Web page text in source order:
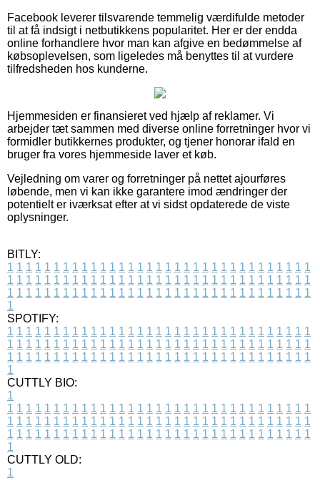
Facebook leverer tilsvarende temmelig værdifulde metoder
til at få indsigt i netbutikkens popularitet. Her er der endda
online forhandlere hvor man kan afgive en bedømmelse af
købsoplevelsen, som ligeledes må benyttes til at vurdere
tilfredsheden hos kunderne.
Hjemmesiden er finansieret ved hjælp af reklamer. Vi
arbejder tæt sammen med diverse online forretninger hvor vi
formidler butikkernes produkter, og tjener honorar ifald en
bruger fra vores hjemmeside laver et køb.
Vejledning om varer og forretninger på nettet ajourføres
løbende, men vi kan ikke garantere imod ændringer der
potentielt er iværksat efter at vi sidst opdaterede de viste
oplysninger.
BITLY:
1 1 1 1 1 1 1 1 1 1 1 1 1 1 1 1 1 1 1 1 1 1 1 1 1 1 1 1 1 1 1 1 1
1 1 1 1 1 1 1 1 1 1 1 1 1 1 1 1 1 1 1 1 1 1 1 1 1 1 1 1 1 1 1 1 1
1 1 1 1 1 1 1 1 1 1 1 1 1 1 1 1 1 1 1 1 1 1 1 1 1 1 1 1 1 1 1 1 1
1
SPOTIFY:
1 1 1 1 1 1 1 1 1 1 1 1 1 1 1 1 1 1 1 1 1 1 1 1 1 1 1 1 1 1 1 1 1
1 1 1 1 1 1 1 1 1 1 1 1 1 1 1 1 1 1 1 1 1 1 1 1 1 1 1 1 1 1 1 1 1
1 1 1 1 1 1 1 1 1 1 1 1 1 1 1 1 1 1 1 1 1 1 1 1 1 1 1 1 1 1 1 1 1
1
CUTTLY BIO:
1
1 1 1 1 1 1 1 1 1 1 1 1 1 1 1 1 1 1 1 1 1 1 1 1 1 1 1 1 1 1 1 1 1
1 1 1 1 1 1 1 1 1 1 1 1 1 1 1 1 1 1 1 1 1 1 1 1 1 1 1 1 1 1 1 1 1
1 1 1 1 1 1 1 1 1 1 1 1 1 1 1 1 1 1 1 1 1 1 1 1 1 1 1 1 1 1 1 1 1
1
CUTTLY OLD:
1